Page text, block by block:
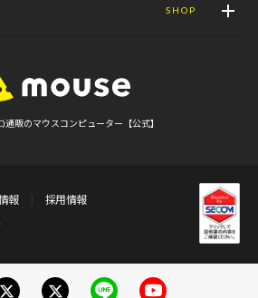
SHOP
通販のマウスコンピューター【公式】
報
採用情報